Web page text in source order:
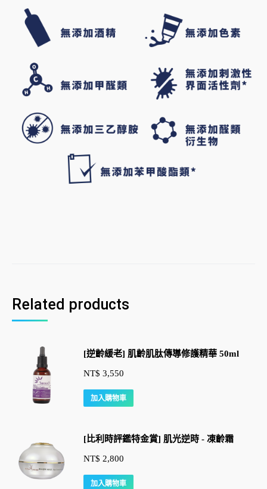
Related products
[逆齡緩老] 肌齡肌肽傳導修護精華 50ml
NT$ 3,550
加入購物車
[比利時評鑑特金賞] 肌光逆時 - 凍齡霜
NT$ 2,800
加入購物車